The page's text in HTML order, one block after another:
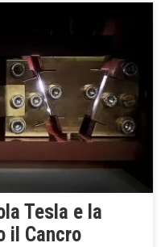
Tesla e la
il Cancro